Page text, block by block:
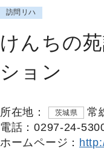
訪問リハ
けんちの
ション
所在地： 茨城県
常
電話：0297-24-
ホームページ：